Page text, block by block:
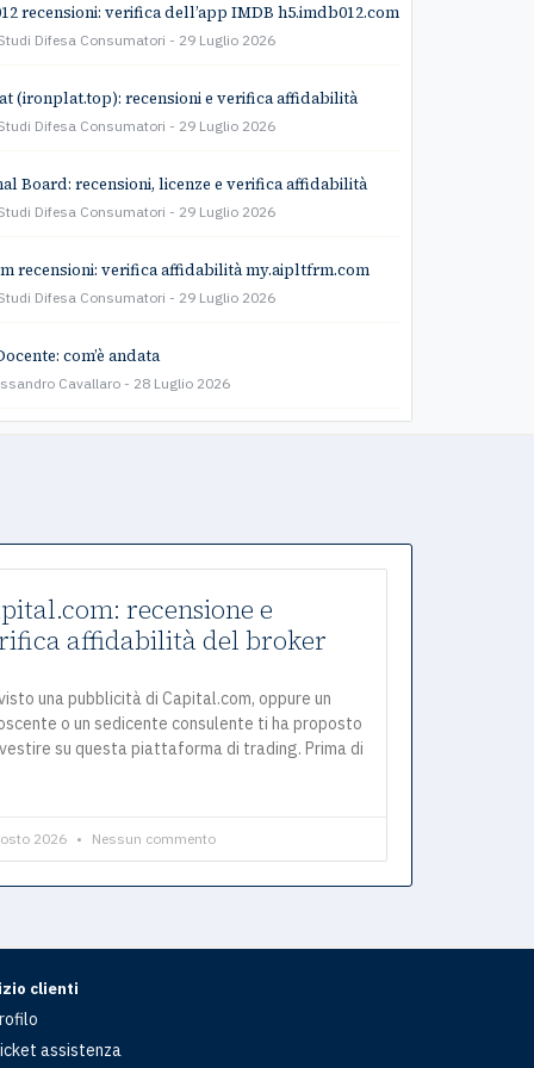
recensioni: verifica dell’app IMDB h5.imdb012.com
Difesa Consumatori 29 Luglio 2026
(ironplat.top): recensioni e verifica affidabilità
Difesa Consumatori 29 Luglio 2026
Board: recensioni, licenze e verifica affidabilità
Difesa Consumatori 29 Luglio 2026
recensioni: verifica affidabilità my.aipltfrm.com
Difesa Consumatori 29 Luglio 2026
com’è andata
Cavallaro 28 Luglio 2026
recensione e
affidabilità del broker
una pubblicità di Capital.com, oppure un
o un sedicente consulente ti ha proposto
su questa piattaforma di trading. Prima di
2026 Nessun commento
clienti
assistenza